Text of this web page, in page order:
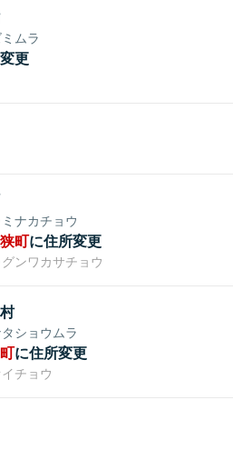
ムラ
更
ナカチョウ
町に住所変更
ンワカサチョウ
ショウムラ
に住所変更
チョウ